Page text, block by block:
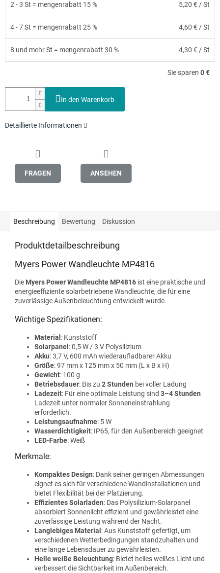
2 - 3 St = mengenrabatt 15 % 5,20 € / St
4 - 7 St = mengenrabatt 25 % 4,60 € / St
8 und mehr St = mengenrabatt 30 % 4,30 € / St
Sie sparen 0 €
In den Warenkorb
Detaillierte Informationen
FRAGEN ANSEHEN
Beschreibung Bewertung Diskussion
Produktdetailbeschreibung
Myers Power Wandleuchte MP4816
Die Myers Power Wandleuchte MP4816 ist eine praktische und
energieeffiziente solarbetriebene Wandleuchte, die für eine
zuverlässige Außenbeleuchtung entwickelt wurde.
Wichtige Spezifikationen:
Material : Kunststoff
Solarpanel : 0,5 W / 3 V Polysilizium
Akku: 3,7 V, 600 mAh wiederaufladbarer Akku
Größe: 97 mm x 125 mm x 50 mm (L x B x H)
Gewicht: 100 g
Betriebsdauer: Bis zu 2 Stunden bei voller Ladung
Ladezeit: Für eine optimale Leistung sind 3–4 Stunden
Ladezeit unter normaler Sonneneinstrahlung
erforderlich.
Leistungsaufnahme: 5 W
Wasserdichtigkeit: IP65, für den Außenbereich geeignet
LED-Farbe: Weiß
Merkmale:
Kompaktes Design: Dank seiner geringen Abmessungen
eignet es sich für verschiedene Wandinstallationen und
bietet Flexibilität bei der Platzierung.
Effizientes Solarladen: Das Polysilizium-Solarpanel
absorbiert Sonnenlicht effizient und gewährleistet eine
zuverlässige Leistung während der Nacht.
Langlebiges Material : Aus Kunststoff gefertigt, um
verschiedenen Wetterbedingungen standzuhalten und
eine lange Lebensdauer zu gewährleisten.
Helle weiße Beleuchtung: Bietet helles weißes Licht und
verbessert die Sichtbarkeit im Außenbereich.